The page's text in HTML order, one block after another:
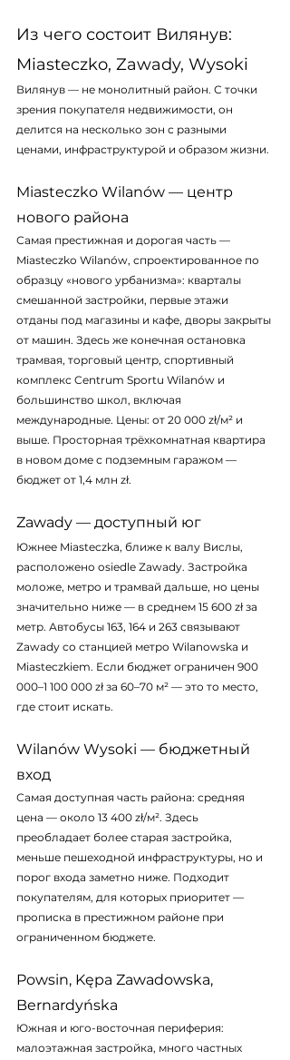
Из чего состоит Вилянув:
Miasteczko, Zawady, Wysoki
Вилянув — не монолитный район. С точки
зрения покупателя недвижимости, он
делится на несколько зон с разными
ценами, инфраструктурой и образом жизни.
Miasteczko Wilanów — центр
нового района
Самая престижная и дорогая часть —
Miasteczko Wilanów, спроектированное по
образцу «нового урбанизма»: кварталы
смешанной застройки, первые этажи
отданы под магазины и кафе, дворы закрыты
от машин. Здесь же конечная остановка
трамвая, торговый центр, спортивный
комплекс Centrum Sportu Wilanów и
большинство школ, включая
международные. Цены: от 20 000 zł/м² и
выше. Просторная трёхкомнатная квартира
в новом доме с подземным гаражом —
бюджет от 1,4 млн zł.
Zawady — доступный юг
Южнее Miasteczka, ближе к валу Вислы,
расположено osiedle Zawady. Застройка
моложе, метро и трамвай дальше, но цены
значительно ниже — в среднем 15 600 zł за
метр. Автобусы 163, 164 и 263 связывают
Zawady со станцией метро Wilanowska и
Miasteczkiem. Если бюджет ограничен 900
000–1 100 000 zł за 60–70 м² — это то место,
где стоит искать.
Wilanów Wysoki — бюджетный
вход
Самая доступная часть района: средняя
цена — около 13 400 zł/м². Здесь
преобладает более старая застройка,
меньше пешеходной инфраструктуры, но и
порог входа заметно ниже. Подходит
покупателям, для которых приоритет —
прописка в престижном районе при
ограниченном бюджете.
Powsin, Kępa Zawadowska,
Bernardyńska
Южная и юго-восточная периферия:
малоэтажная застройка, много частных